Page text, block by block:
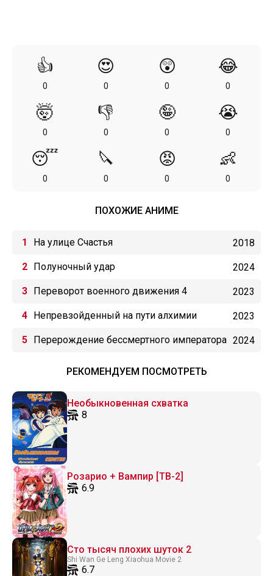
👍
0
😍
0
😲
0
😂
0
🤯
0
👎
0
🤪
0
😭
0
😴
0
🔪
0
😡
0
👶
0
ПОХОЖИЕ АНИМЕ
На улице Счастья 2018
Полуночный удар 2024
Переворот военного движения 4 2023
Непревзойденный на пути алхимии 2023
Перерождение бессмертного императора 2024
РЕКОМЕНДУЕМ ПОСМОТРЕТЬ
Необыкновенная схватка
8
Розарио + Вампир [ТВ-2]
6.9
Сто тысяч плохих шуток 2
Shi Wan Ge Leng Xiaohua Movie 2
6.7